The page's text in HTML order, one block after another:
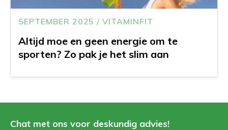
SEPTEMBER 2025 / VITAMINFIT
Altijd moe en geen energie om te
sporten? Zo pak je het slim aan
Chat met ons voor deskundig advies!